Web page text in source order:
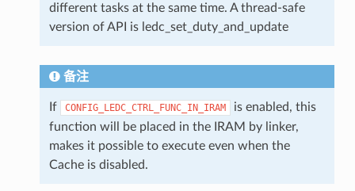
different tasks at the same time. A thread-safe
version of API is ledc_set_duty_and_update
备注
If CONFIG_LEDC_CTRL_FUNC_IN_IRAM
is enabled, this
function will be placed in the IRAM by linker,
makes it possible to execute even when the
Cache is disabled.